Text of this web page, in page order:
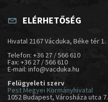
ELÉRHETŐSÉG
Hivatal 2167 Vácduka, Béke tér 1.
Telefon: +36 27 / 566 610
Fax: +36 27 / 566 610
E-mail: info@vacduka.hu
Felügyeleti szerv
Pest Megyei Kormányhivatal
1052 Budapest, Városháza utca 7.